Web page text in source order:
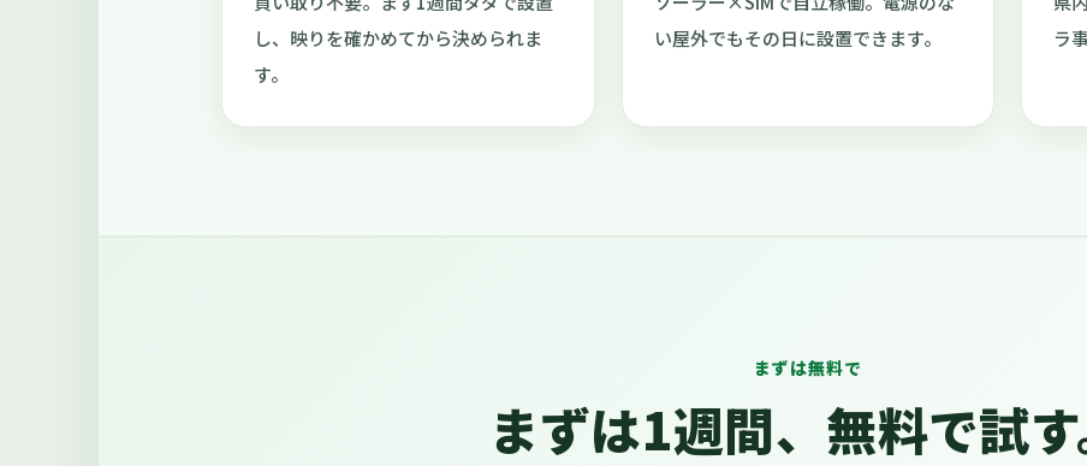
し、映りを確かめてから決められま
す。
い屋外でもその日に設置できます。
ラ
まずは無料で
まずは1週間、無料で試す